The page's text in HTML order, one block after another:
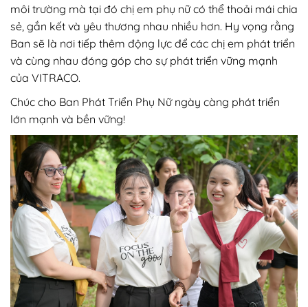
môi trường mà tại đó chị em phụ nữ có thể thoải mái chia
sẻ, gắn kết và yêu thương nhau nhiều hơn. Hy vọng rằng
Ban sẽ là nơi tiếp thêm động lực để các chị em phát triển
và cùng nhau đóng góp cho sự phát triển vững mạnh
của VITRACO.
Chúc cho Ban Phát Triển Phụ Nữ ngày càng phát triển
lớn mạnh và bền vững!